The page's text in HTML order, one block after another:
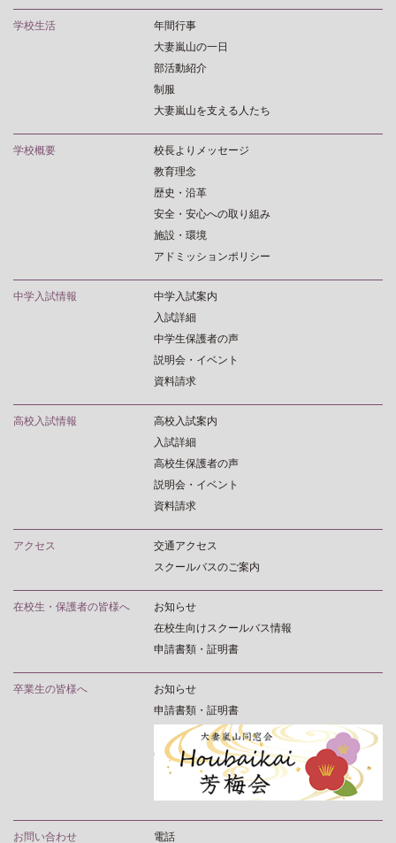
学校生活
年間行事
大妻嵐山の一日
部活動紹介
制服
大妻嵐山を支える人たち
学校概要
校長よりメッセージ
教育理念
歴史・沿革
安全・安心への取り組み
施設・環境
アドミッションポリシー
中学入試情報
中学入試案内
入試詳細
中学生保護者の声
説明会・イベント
資料請求
高校入試情報
高校入試案内
入試詳細
高校生保護者の声
説明会・イベント
資料請求
アクセス
交通アクセス
スクールバスのご案内
在校生・保護者の皆様へ
お知らせ
在校生向けスクールバス情報
申請書類・証明書
卒業生の皆様へ
お知らせ
申請書類・証明書
お問い合わせ 電話